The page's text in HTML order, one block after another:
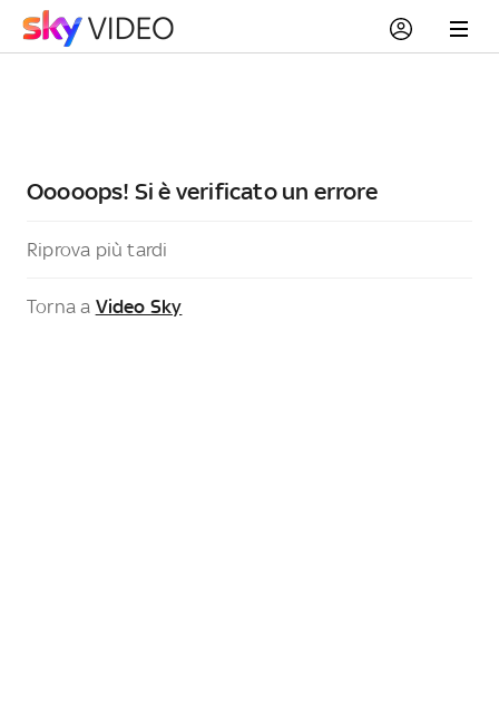
Ooooops! Si è verificato un errore
Riprova più tardi
Torna a Video Sky